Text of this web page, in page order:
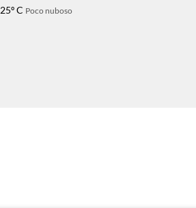
25º C Poco nuboso